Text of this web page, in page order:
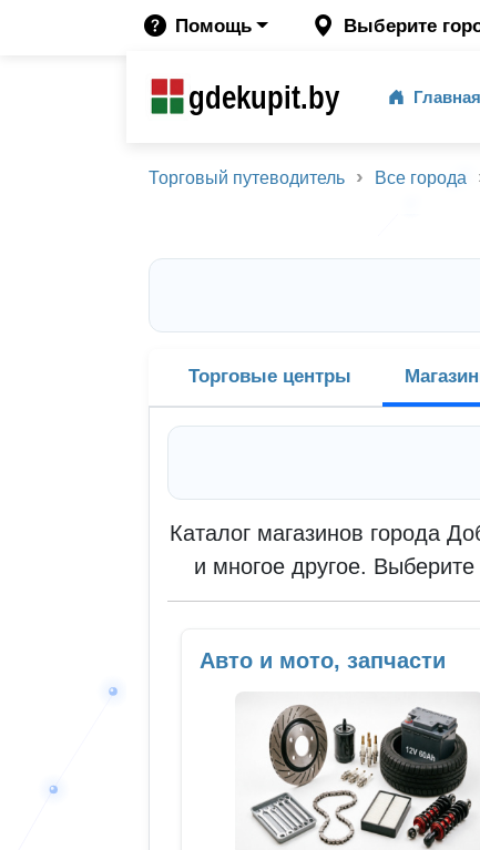
Помощь Выберите
gdekupit.by Главная
Торговый путеводитель Все города
Торговые центры
Каталог магазинов города
и многое другое.
Авто и мото, запчасти